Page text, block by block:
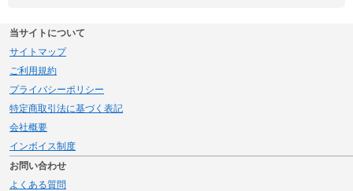
当サイトについて
サイトマップ
ご利用規約
プライバシーポリシー
特定商取引法に基づく表記
会社概要
インボイス制度
お問い合わせ
よくある質問